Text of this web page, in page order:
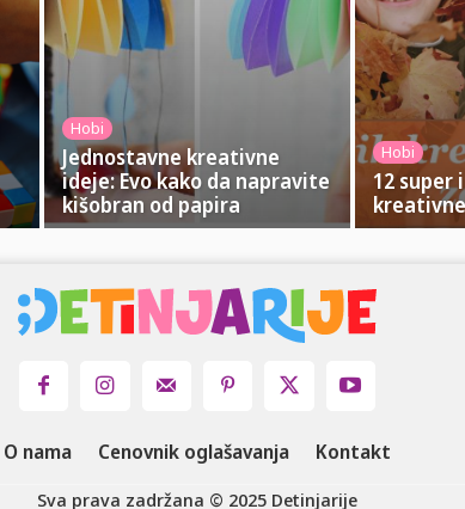
Hobi
Jednostavne kreativne
ideje: Evo kako da napravite
kišobran od papira
Hobi
12 super
O nama Cenovnik oglašavanja Kontakt
Sva prava zadržana © 2025 Detinjarije